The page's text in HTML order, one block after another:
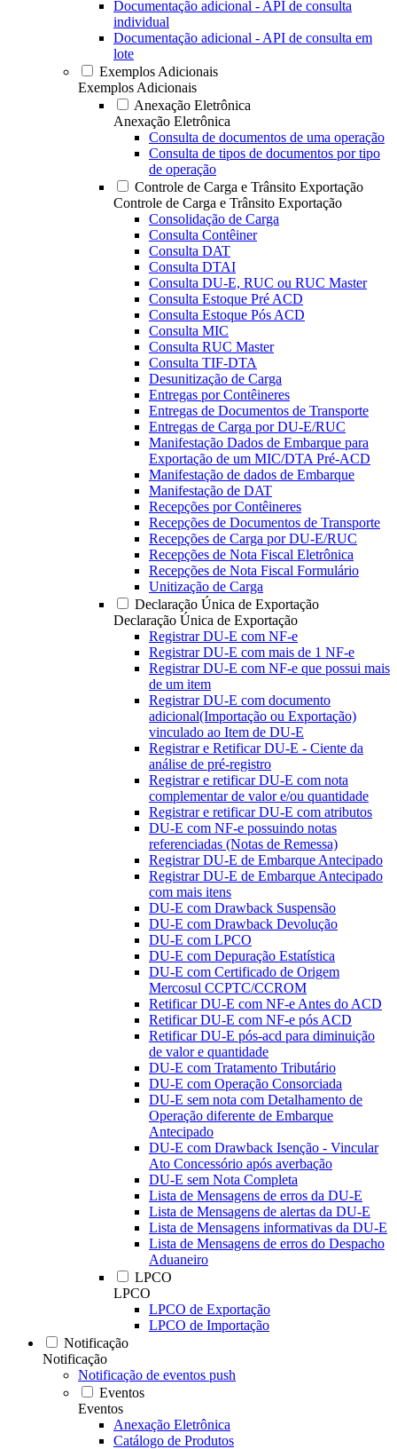
Documentação adicional - API de consulta
individual
Documentação adicional - API de consulta em
lote
Exemplos Adicionais
Exemplos Adicionais
Anexação Eletrônica
Anexação Eletrônica
Consulta de documentos de uma operação
Consulta de tipos de documentos por tipo
de operação
Controle de Carga e Trânsito Exportação
Controle de Carga e Trânsito Exportação
Consolidação de Carga
Consulta Contêiner
Consulta DAT
Consulta DTAI
Consulta DU-E, RUC ou RUC Master
Consulta Estoque Pré ACD
Consulta Estoque Pós ACD
Consulta MIC
Consulta RUC Master
Consulta TIF-DTA
Desunitização de Carga
Entregas por Contêineres
Entregas de Documentos de Transporte
Entregas de Carga por DU-E/RUC
Manifestação Dados de Embarque para
Exportação de um MIC/DTA Pré-ACD
Manifestação de dados de Embarque
Manifestação de DAT
Recepções por Contêineres
Recepções de Documentos de Transporte
Recepções de Carga por DU-E/RUC
Recepções de Nota Fiscal Eletrônica
Recepções de Nota Fiscal Formulário
Unitização de Carga
Declaração Única de Exportação
Declaração Única de Exportação
Registrar DU-E com NF-e
Registrar DU-E com mais de 1 NF-e
Registrar DU-E com NF-e que possui mais
de um item
Registrar DU-E com documento
adicional(Importação ou Exportação)
vinculado ao Item de DU-E
Registrar e Retificar DU-E - Ciente da
análise de pré-registro
Registrar e retificar DU-E com nota
complementar de valor e/ou quantidade
Registrar e retificar DU-E com atributos
DU-E com NF-e possuindo notas
referenciadas (Notas de Remessa)
Registrar DU-E de Embarque Antecipado
Registrar DU-E de Embarque Antecipado
com mais itens
DU-E com Drawback Suspensão
DU-E com Drawback Devolução
DU-E com LPCO
DU-E com Depuração Estatística
DU-E com Certificado de Origem
Mercosul CCPTC/CCROM
Retificar DU-E com NF-e Antes do ACD
Retificar DU-E com NF-e pós ACD
Retificar DU-E pós-acd para diminuição
de valor e quantidade
DU-E com Tratamento Tributário
DU-E com Operação Consorciada
DU-E sem nota com Detalhamento de
Operação diferente de Embarque
Antecipado
DU-E com Drawback Isenção - Vincular
Ato Concessório após averbação
DU-E sem Nota Completa
Lista de Mensagens de erros da DU-E
Lista de Mensagens de alertas da DU-E
Lista de Mensagens informativas da DU-E
Lista de Mensagens de erros do Despacho
Aduaneiro
LPCO
LPCO
LPCO de Exportação
LPCO de Importação
Notificação
Notificação
Notificação de eventos push
Eventos
Eventos
Anexação Eletrônica
Catálogo de Produtos